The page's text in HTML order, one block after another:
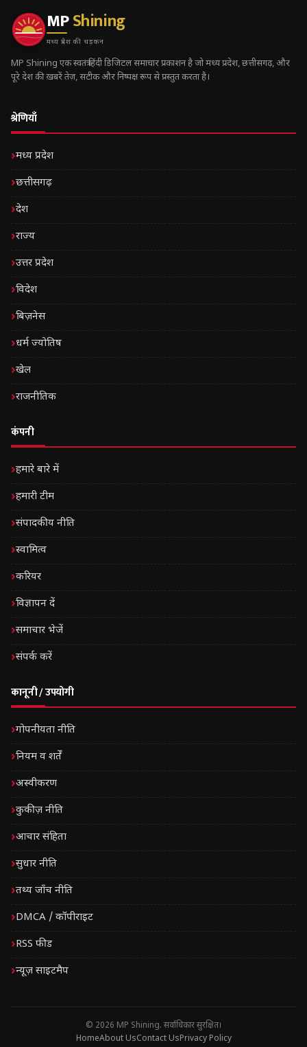
MPShining
मध्य प्रदेश की धड़कन
MP Shining एक स्वतंत्र हिंदी डिजिटल समाचार प्रकाशन है जो मध्य प्रदेश, छत्तीसगढ़, और
पूरे देश की ख़बरें तेज़, सटीक और निष्पक्ष रूप से प्रस्तुत करता है।
श्रेणियाँ
मध्य प्रदेश
छत्तीसगढ़
देश
राज्य
उत्तर प्रदेश
विदेश
बिज़नेस
धर्म ज्योतिष
खेल
राजनीतिक
कंपनी
हमारे बारे में
हमारी टीम
संपादकीय नीति
स्वामित्व
करियर
विज्ञापन दें
समाचार भेजें
संपर्क करें
कानूनी / उपयोगी
गोपनीयता नीति
नियम व शर्तें
अस्वीकरण
कुकीज़ नीति
आचार संहिता
सुधार नीति
तथ्य जाँच नीति
DMCA / कॉपीराइट
RSS फीड
न्यूज़ साइटमैप
© 2026 MP Shining. सर्वाधिकार सुरक्षित।
HomeAbout UsContact UsPrivacy Policy